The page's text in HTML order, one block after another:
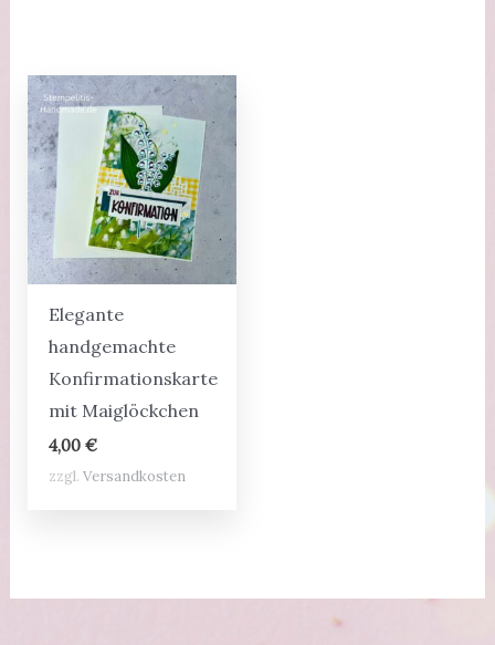
Elegante
handgemachte
Konfirmationskarte
mit Maiglöckchen
4,00 €
zzgl. Versandkosten